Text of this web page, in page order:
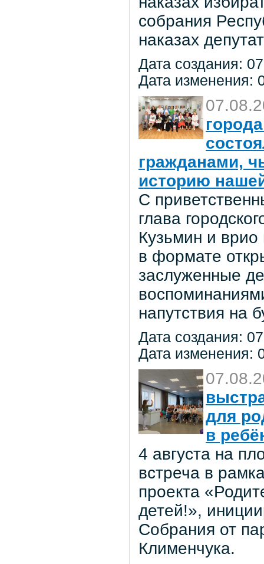
собрания
наказах
Дата создания:
Дата изменения:
гражданами,
историю
С
глава
Кузьмин и
в формате
заслуженные
напутствия на
Дата создания:
Дата изменения:
для
в
4 августа на
встреча в
проекта
детей!»,
Собрания от
Клименчука.